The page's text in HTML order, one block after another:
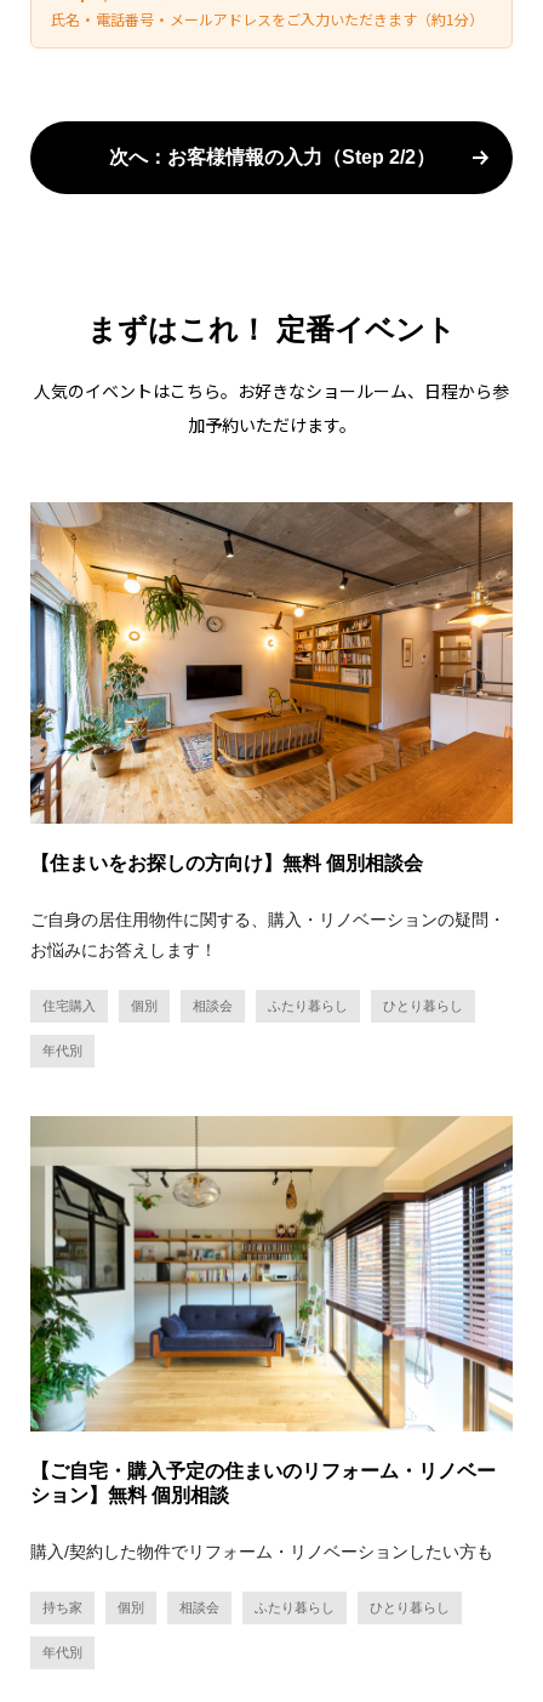
氏名・電話番号・メールアドレスをご入力いただきます（約1分）
次へ：お客様情報の入力（Step 2/2）
まずはこれ！ 定番イベント
人気のイベントはこちら。お好きなショールーム、日程から参
加予約いただけます。
【住まいをお探しの方向け】無料 個別相談会
ご自身の居住用物件に関する、購入・リノベーションの疑問・
お悩みにお答えします！
住宅購入 個別 相談会 ふたり暮らし ひとり暮らし
年代別
【ご自宅・購入予定の住まいのリフォーム・リノベー
ション】無料 個別相談
購入/契約した物件でリフォーム・リノベーションしたい方も
持ち家 個別 相談会 ふたり暮らし ひとり暮らし
年代別